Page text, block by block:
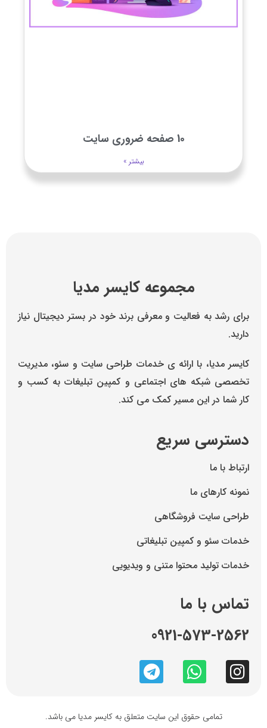
10 صفحه ضروری سایت
بیشتر »
مجموعه کایسر مدیا
برای رشد به فعالیت و معرفی برند خود در بستر دیجیتال نیاز
دارید.
کایسر مدیا، با ارائه ی خدمات طراحی سایت و سئو، مدیریت
تخصصی شبکه های اجتماعی و کمپین تبلیغات به کسب و
کار شما در این مسیر کمک می کند.
دسترسی سریع
ارتباط با ما
نمونه کارهای ما
طراحی سایت فروشگاهی
خدمات سئو و کمپین تبلیغاتی
خدمات تولید محتوا متنی و ویدیویی
تماس با ما
0921-573-2562
تمامی حقوق این سایت متعلق به کایسر مدیا می باشد.